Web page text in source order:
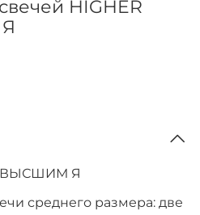
HIGHER
ВЫСШИМ Я
среднего размера: две